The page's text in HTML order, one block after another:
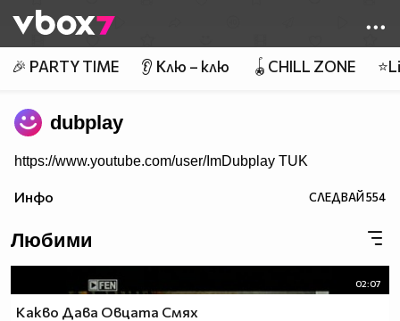
👾
🎉 PARTY TIME 👂 Клю – клю 🪀CHILL ZONE
dubplay
https://www.youtube.com/user/ImDubplay TUK
Инфо СЛЕДВАЙ554
Любими
02:07
Какво Дава Овцата Смях